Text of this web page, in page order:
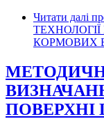
Читати далі
КОРМОВИХ
ПОВЕРХНІ